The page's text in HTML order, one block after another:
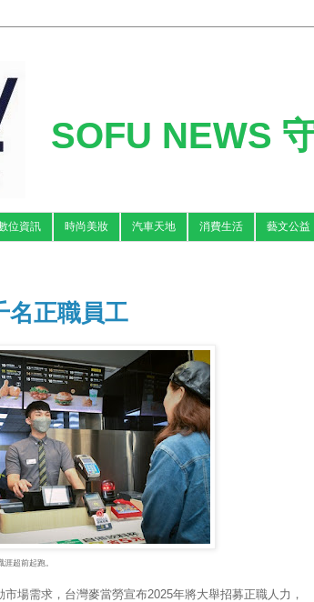
SOFU NEWS
位資訊 時尚美妝 汽車天地 消費生活 藝文公益
名正職員工
超前起跑。
市場需求，台灣麥當勞宣布2025年將大舉招募正職人力，